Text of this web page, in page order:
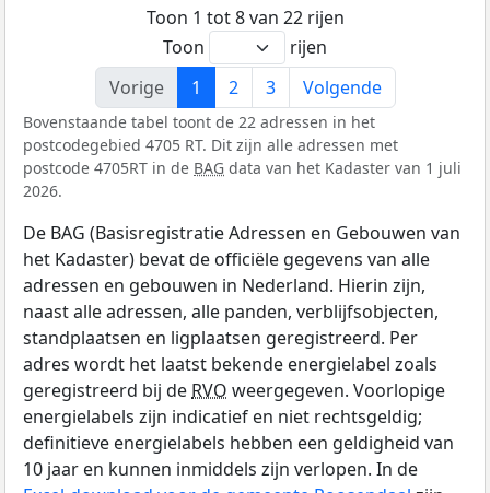
Toon 1 tot 8 van 22 rijen
Toon
rijen
Vorige
1 2 3 Volgende
Bovenstaande tabel toont de 22 adressen in het
postcodegebied 4705 RT. Dit zijn alle adressen met
postcode 4705RT in de BAG data van het Kadaster van 1 juli
2026.
De BAG (Basisregistratie Adressen en Gebouwen van
het Kadaster) bevat de officiële gegevens van alle
adressen en gebouwen in Nederland. Hierin zijn,
naast alle adressen, alle panden, verblijfsobjecten,
standplaatsen en ligplaatsen geregistreerd. Per
adres wordt het laatst bekende energielabel zoals
geregistreerd bij de RVO weergegeven. Voorlopige
energielabels zijn indicatief en niet rechtsgeldig;
definitieve energielabels hebben een geldigheid van
10 jaar en kunnen inmiddels zijn verlopen. In de